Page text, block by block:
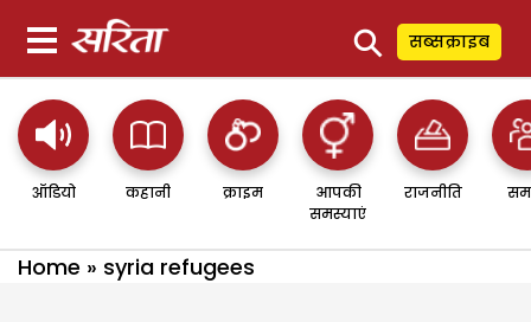
⚲ सब्सक्राइब
ऑडियो कहानी क्राइम
आपकी
समस्याएं
राजनीति
Home » syria refugees